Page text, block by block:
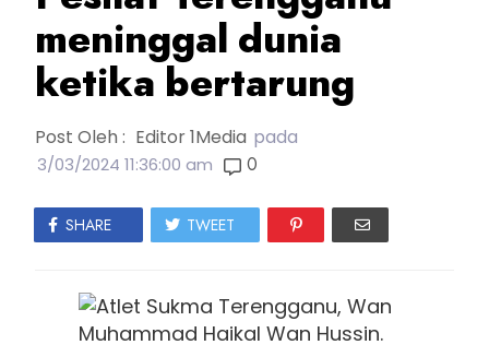
meninggal dunia
ketika bertarung
Post Oleh : Editor 1Media pada
3/03/2024 11:36:00 am 0
SHARE TWEET